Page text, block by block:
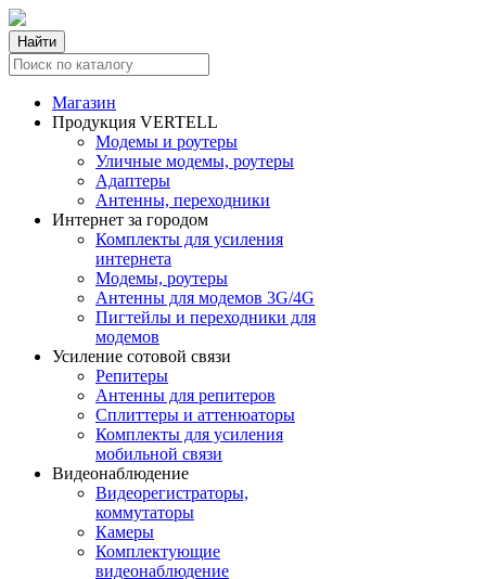
Найти
Магазин
Продукция VERTELL
Модемы и роутеры
Уличные модемы, роутеры
Адаптеры
Антенны, переходники
Интернет за городом
Комплекты для усиления
интернета
Модемы, роутеры
Антенны для модемов 3G/4G
Пигтейлы и переходники для
модемов
Усиление сотовой связи
Репитеры
Антенны для репитеров
Сплиттеры и аттенюаторы
Комплекты для усиления
мобильной связи
Видеонаблюдение
Видеорегистраторы,
коммутаторы
Камеры
Комплектующие
видеонаблюдение